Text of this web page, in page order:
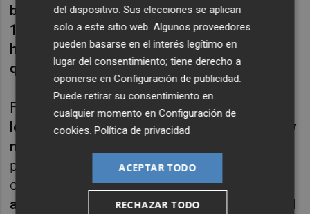
bajo en el partido fue capaz de enlazar
13 puntos seguidos, el octavo de ellos
haciendo magia con una dejada y un globo
que supusieron el break en blanco.
Fuerontres juegos consecutivos en blanco
los que se anotó para colocarse 3-1 arriba y
no perdió fuelle
puntuar al contrario se convirtió en el
con esa inercia positiva logróel 5-3 y de ahí
al 6-3 con el que fue su tercer quiebre en el
del dispositivo. Sus elecciones se aplican
solo a este sitio web. Algunos proveedores
pueden basarse en el interés legítimo en
lugar del consentimiento; tiene derecho a
oponerse enConfiguración de publicidad.
Puede retirar su consentimiento en
cualquier momento enConfiguración de
cookies.Política de privacidad
ACEPTAR TODO
RECHAZAR TODO